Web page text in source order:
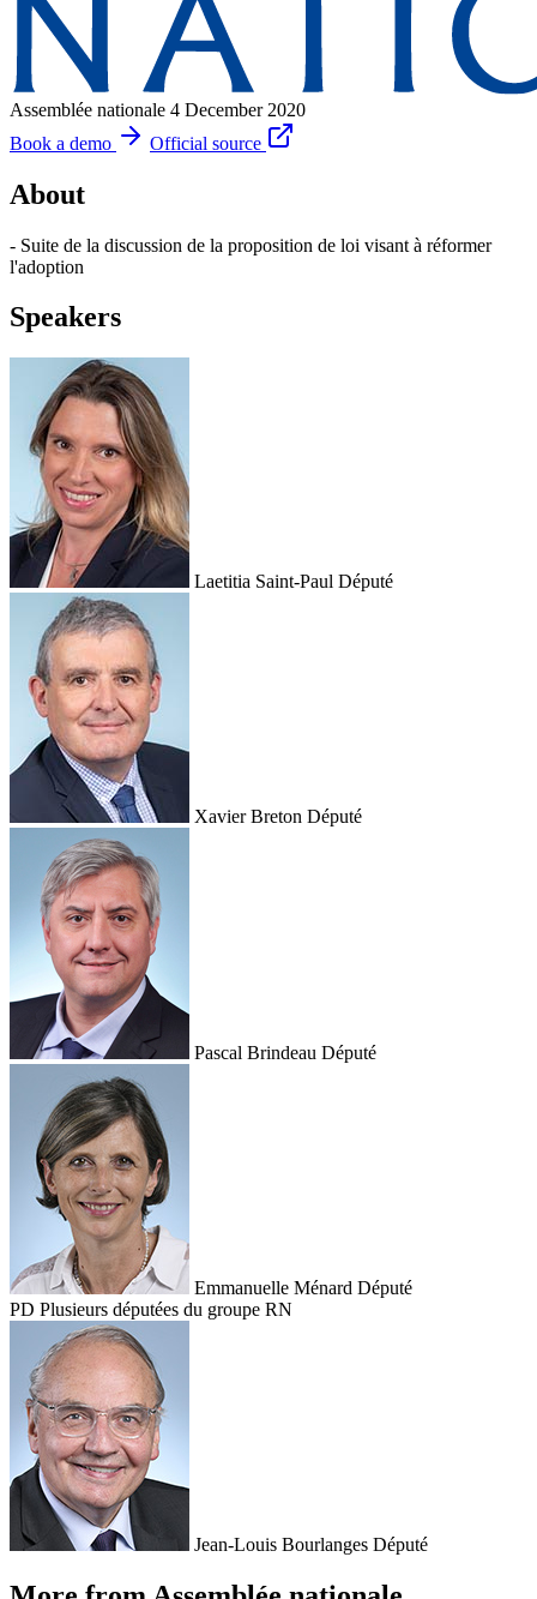
Assemblée nationale 4 December 2020
Book a demo
Official source
About
- Suite de la discussion de la proposition de loi visant à réformer
l'adoption
Speakers
Laetitia Saint-Paul Député
Xavier Breton Député
Pascal Brindeau Député
Emmanuelle Ménard Député
PD Plusieurs députées du groupe RN
Jean-Louis Bourlanges Député